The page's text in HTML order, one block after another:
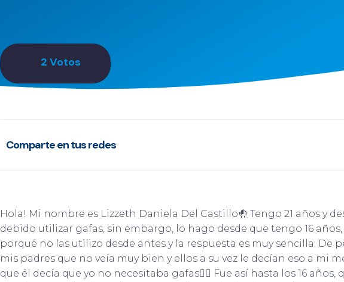
2 Votos
Comparte en tus redes
Hola! Mi nombre es Lizzeth Daniela Del Castillo🤚 Tengo 21 años y
debido utilizar gafas, sin embargo, lo hago desde que tengo 16
porqué no las utilizo desde antes y la respuesta es muy sencilla. De
mis padres que no veía muy bien y ellos a su vez le decían eso a mi
que él decía que yo no necesitaba gafas🤷‍♀️ Fue así hasta los 16 años,